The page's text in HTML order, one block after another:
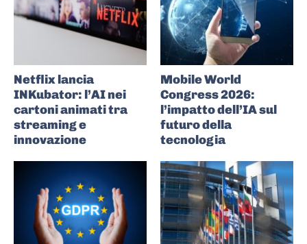
Netflix lancia
INKubator: l’AI nei
cartoni animati tra
streaming e
innovazione
Mobile World
Congress 2026:
l’impatto dell’IA sul
futuro della
tecnologia